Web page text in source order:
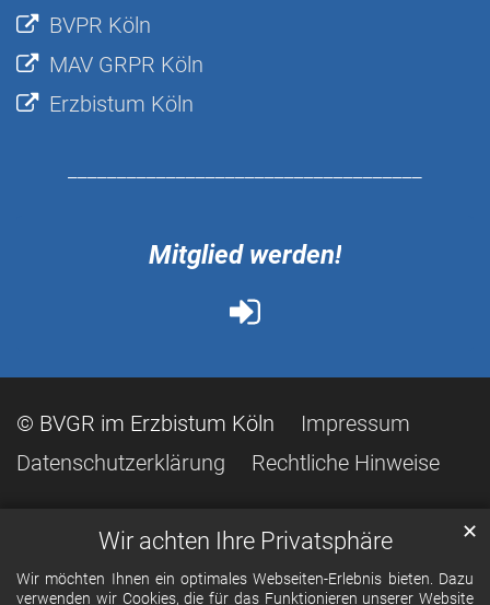
Wir achten Ihre Privatsphäre
Wir möchten Ihnen ein optimales Webseiten-Erlebnis bieten. Dazu
verwenden wir Cookies, die für das Funktionieren unserer Website
✕
BVPR Köln
MAV GRPR Köln
Erzbistum Köln
Mitglied werden!
© BVGR im Erzbistum Köln
Impressum
Datenschutzerklärung
Rechtliche Hinweise